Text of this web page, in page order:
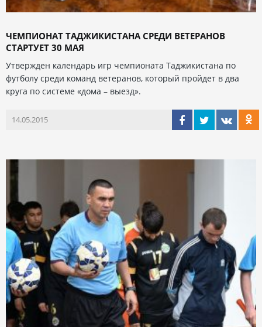
ЧЕМПИОНАТ ТАДЖИКИСТАНА СРЕДИ ВЕТЕРАНОВ
СТАРТУЕТ 30 МАЯ
Утвержден календарь игр чемпионата Таджикистана по
футболу среди команд ветеранов, который пройдет в два
круга по системе «дома – выезд».
14.05.2015